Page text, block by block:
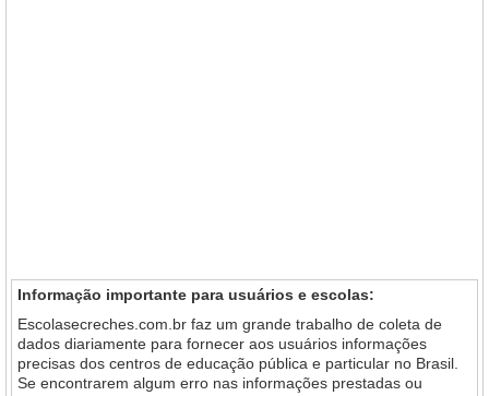
Informação importante para usuários e escolas:
Escolasecreches.com.br faz um grande trabalho de coleta de
dados diariamente para fornecer aos usuários informações
precisas dos centros de educação pública e particular no Brasil.
Se encontrarem algum erro nas informações prestadas ou